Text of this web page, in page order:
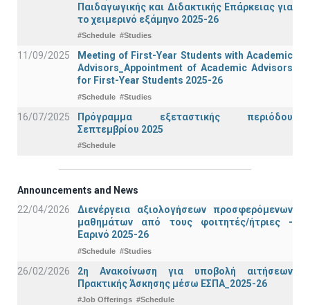
Παιδαγωγικής και Διδακτικής Επάρκειας για
το χειμερινό εξάμηνο 2025-26
#Schedule #Studies
11/09/2025
Meeting of First-Year Students with Academic
Advisors_Appointment of Academic Advisors
for First-Year Students 2025-26
#Schedule #Studies
16/07/2025
Πρόγραμμα εξεταστικής περιόδου
Σεπτεμβρίου 2025
#Schedule
Announcements and News
22/04/2026
Διενέργεια αξιολογήσεων προσφερόμενων
μαθημάτων από τους φοιτητές/ήτριες -
Εαρινό 2025-26
#Schedule #Studies
26/02/2026
2η Ανακοίνωση για υποβολή αιτήσεων
Πρακτικής Άσκησης μέσω ΕΣΠΑ_2025-26
#Job Offerings #Schedule